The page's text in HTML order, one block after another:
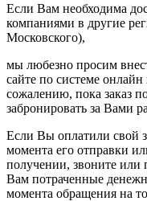
Если Вам необходима
компаниями в другие
Московского),
мы любезно просим
сайте по системе
сожалению, пока заказ
забронировать за Вами
Если Вы оплатили свой
момента его отправки
получении, звоните
Вам потраченные
момента обращения на